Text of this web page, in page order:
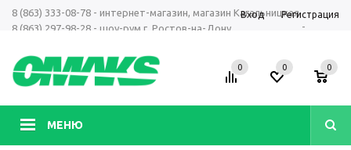
8 (863) 333-08-78 - интернет-магазин, магазин Кагальницкая
8 (863) 297-98-28 - шоу-рум г. Ростов-на-Дону
-
Вход Регистрация
МЕНЮ
0 0 0